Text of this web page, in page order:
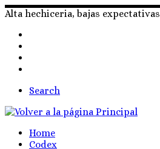
Skip
content
Alta hechiceria, bajas expectativas
Search
Home
Codex